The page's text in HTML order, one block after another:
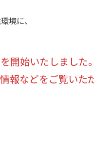
境に、
開始いたしました。
などをご覧いた